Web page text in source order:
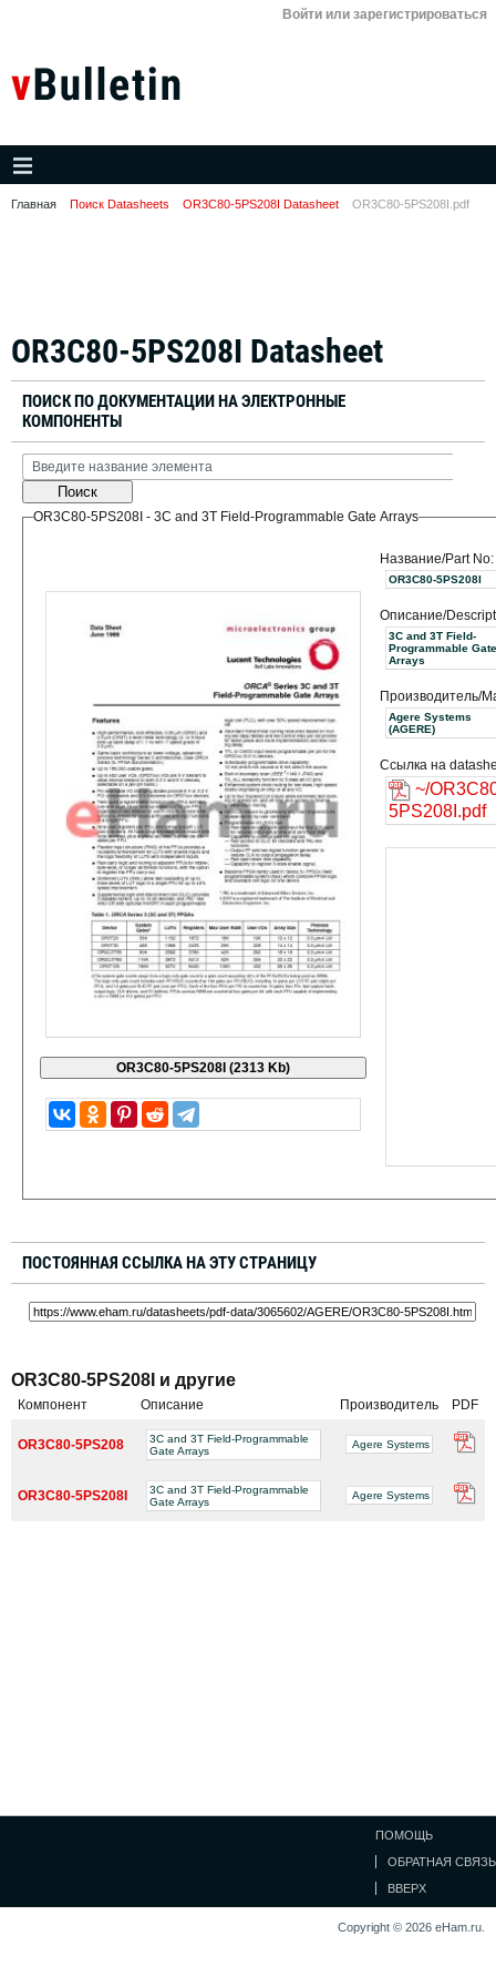
Войти или зарегистрироваться
Главная Поиск Datasheets OR3C80-5PS208I Datasheet OR3C80-5PS208I.pdf
OR3C80-5PS208I Datasheet
ПОИСК ПО ДОКУМЕНТАЦИИ НА ЭЛЕКТРОННЫЕ
КОМПОНЕНТЫ
Поиск
OR3C80-5PS208I - 3C and 3T Field-Programmable Gate Arrays
Название/Part No:
OR3C80-5PS208I
Описание/
3C and 3T Field-
Programmable Gate
Arrays
Производитель/
Agere Systems
(AGERE)
Ссылка на
~/
5PS208I.pdf
ПОСТОЯННАЯ ССЫЛКА НА ЭТУ СТРАНИЦУ
OR3C80-5PS208I и другие
Компонент Описание Производитель PDF
OR3C80-5PS208
3C and 3T Field-Programmable
Gate Arrays
Agere Systems
OR3C80-5PS208I
3C and 3T Field-Programmable
Gate Arrays
Agere Systems
ПОМОЩЬ
ОБРАТНАЯ СВЯЗЬ
ВВЕРХ
Copyright © 2026 eHam.ru.